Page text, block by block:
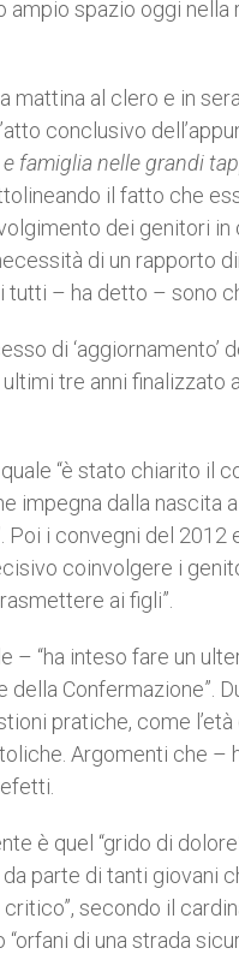
ampio spazio oggi
mattina al clero e in
conclusivo
famiglia nelle grandi
il fatto che
dei genitori in
di un rapporto
tutti – ha detto – sono
di ‘aggiornamento’
tre anni finalizzato
“è stato chiarito il
impegna dalla nascita
Poi i convegni del 2012
coinvolgere i
ai figli”.
– “ha inteso fare un
Confermazione”.
pratiche, come
Argomenti che –
è quel “grido di
parte di tanti giovani
secondo il
di una strada